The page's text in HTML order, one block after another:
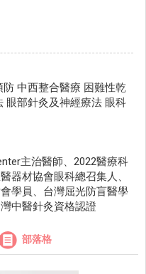
中⻄整合醫療 困難性乾
眼部針灸及神經療法 眼科
主治醫師、2022醫療科
器材協會眼科總召集⼈、
學員、台灣屈光防盲醫學
中醫針灸資格認證
部落格